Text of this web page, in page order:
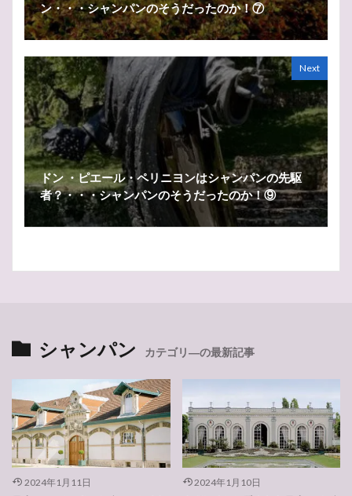
ン・・・シャンパンのそうだったのか！⑦
Next
ドン ・ピエール・ペリニヨンはシャンパンの先駆
者？・・・シャンパンのそうだったのか！⑨
シャンパン カテゴリ―の最新記事
2024年1月11日 2024年1月10日